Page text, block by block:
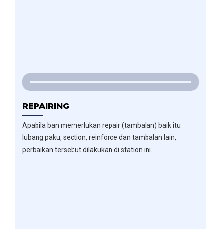
REPAIRING
Apabila ban memerlukan repair (tambalan) baik itu
lubang paku, section, reinforce dan tambalan lain,
perbaikan tersebut dilakukan di station ini.